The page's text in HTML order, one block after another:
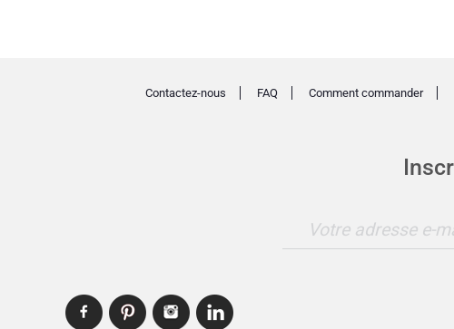
Votre adresse e-
Contactez-nous FAQ Comment commander